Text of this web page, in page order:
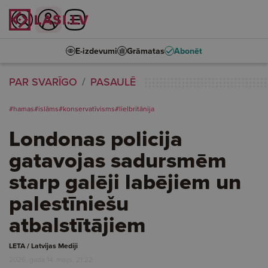
E-izdevumi Grāmatas Abonēt
PAR SVARĪGO PASAULĒ
#hamas#islāms#konservatīvisms#lielbritānija
Londonas policija
gatavojas sadursmēm
starp galēji labējiem un
palestīniešu
atbalstītājiem
LETA / Latvijas Mediji
2026. gada 14. maijs, 21:22